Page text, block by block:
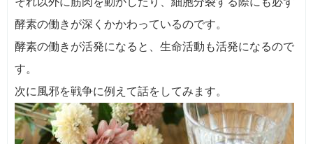
酵素の働きが深くかかわっているのです。
酵素の働きが活発になると、生命活動も活発になるので
す。
次に風邪を戦争に例えて話をしてみます。